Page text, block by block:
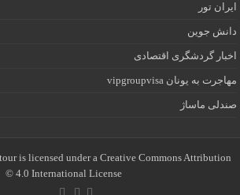
ایران تور
دانش جوین
اخبار گردشگری اقتصادی
مهاجرت به یونان vipgroupvisa
صندلی ماساژ
is licensed under a Creative Commons Attribution
4.0 International License ©️